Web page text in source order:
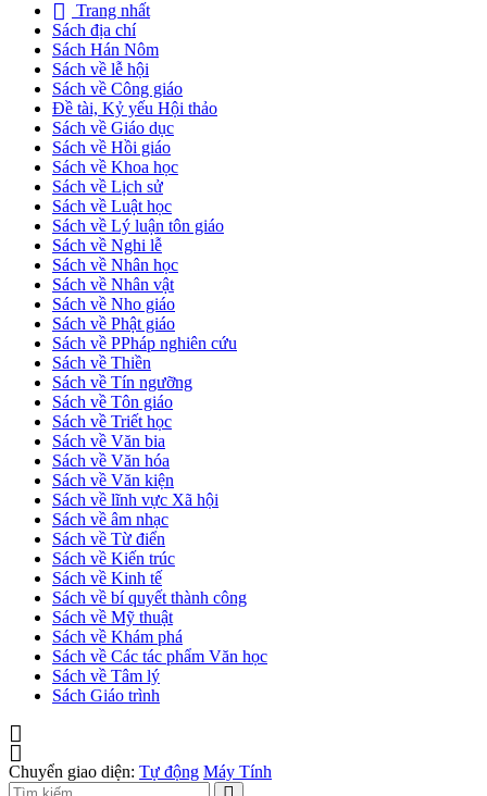
Trang nhất
Sách địa chí
Sách Hán Nôm
Sách về lễ hội
Sách về Công giáo
Đề tài, Kỷ yếu Hội thảo
Sách về Giáo dục
Sách về Hồi giáo
Sách về Khoa học
Sách về Lịch sử
Sách về Luật học
Sách về Lý luận tôn giáo
Sách về Nghi lễ
Sách về Nhân học
Sách về Nhân vật
Sách về Nho giáo
Sách về Phật giáo
Sách về PPháp nghiên cứu
Sách về Thiền
Sách về Tín ngưỡng
Sách về Tôn giáo
Sách về Triết học
Sách về Văn bia
Sách về Văn hóa
Sách về Văn kiện
Sách về lĩnh vực Xã hội
Sách về âm nhạc
Sách về Từ điển
Sách về Kiến trúc
Sách về Kinh tế
Sách về bí quyết thành công
Sách về Mỹ thuật
Sách về Khám phá
Sách về Các tác phẩm Văn học
Sách về Tâm lý
Sách Giáo trình
Chuyển giao diện: Tự động Máy Tính